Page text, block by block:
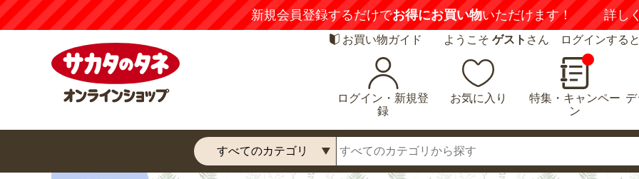
新規会員登録するだけでお得にお買い物いただけます！ 詳し
お買い物ガイド ようこそ ゲスト さん ログインする
ログイン・新規登
録
お気に入り
特集・キャンペー
ン